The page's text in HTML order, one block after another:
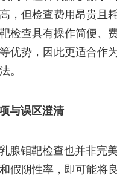
，但检查费用昂贵且
检查具有操作简便、
优势，因此更适合作
。
与误区澄清
腺钼靶检查也并非完
假阴性率，即可能将